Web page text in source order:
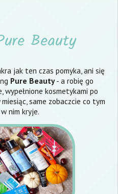
Beauty
jak ten czas pomyka, ani się
Pure Beauty- a robię go
wypełnione kosmetykami po
same zobaczcie co tym
nim kryje.